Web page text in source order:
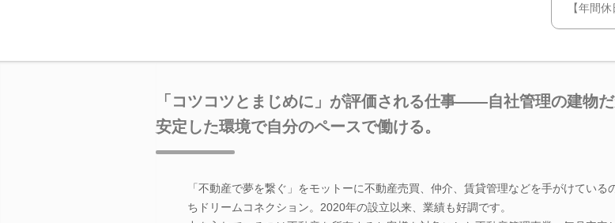
【年間
「コツコツとまじめに」が評価される仕事――自社管理の建物だ
安定した環境で自分のペースで働ける。
「不動産で夢を繋ぐ」をモットーに不動産売買、仲介、賃貸管理などを手がけている
ちドリームコネクション。2020年の設立以来、業績も好調です。